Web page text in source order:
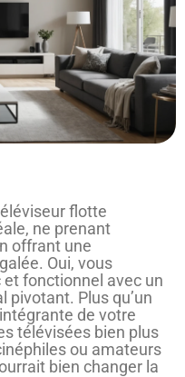
flotte
ne prenant
offrant une
Oui, vous
fonctionnel avec un
pivotant. Plus qu’un
de votre
télévisées bien plus
ou amateurs
bien changer la